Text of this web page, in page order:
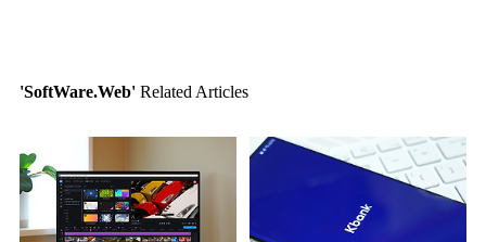
'SoftWare.Web' Related Articles